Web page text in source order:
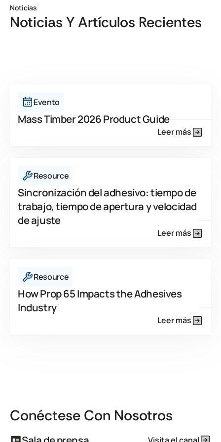
Noticias
Noticias Y Artículos Recientes
Evento
Mass Timber 2026 Product Guide
Leer más
Resource
Sincronización del adhesivo: tiempo de
trabajo, tiempo de apertura y velocidad
de ajuste
Leer más
Resource
How Prop 65 Impacts the Adhesives
Industry
Leer más
Conéctese Con Nosotros